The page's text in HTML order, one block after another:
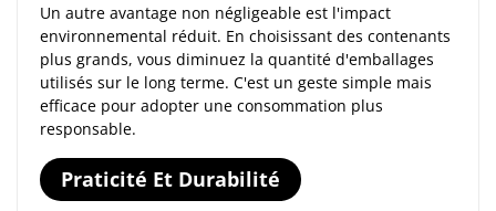
Un autre avantage non négligeable est l'impact
environnemental réduit. En choisissant des contenants
plus grands, vous diminuez la quantité d'emballages
utilisés sur le long terme. C'est un geste simple mais
efficace pour adopter une consommation plus
responsable.
Praticité Et Durabilité